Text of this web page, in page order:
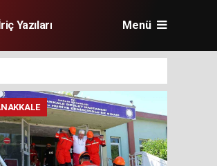
Yazıları Menü